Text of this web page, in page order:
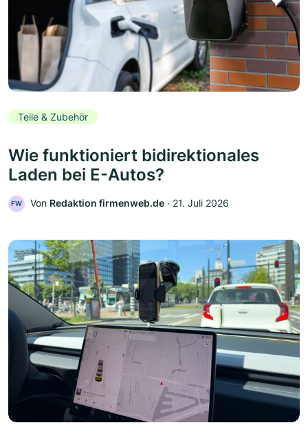
Teile & Zubehör
Wie funktioniert bidirektionales
Laden bei E-Autos?
FW Von Redaktion firmenweb.de ‧ 21. Juli 2026